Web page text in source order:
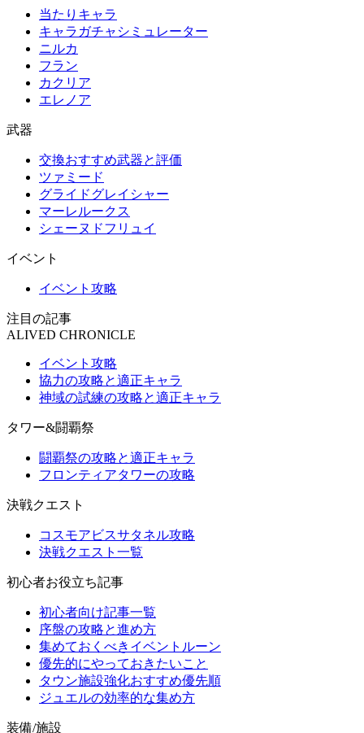
当たりキャラ
キャラガチャシミュレーター
ニルカ
フラン
カクリア
エレノア
武器
交換おすすめ武器と評価
ツァミード
グライドグレイシャー
マーレルークス
シェーヌドフリュイ
イベント
イベント攻略
注目の記事
ALIVED CHRONICLE
イベント攻略
協力の攻略と適正キャラ
神域の試練の攻略と適正キャラ
タワー&闘覇祭
闘覇祭の攻略と適正キャラ
フロンティアタワーの攻略
決戦クエスト
コスモアビスサタネル攻略
決戦クエスト一覧
初心者お役立ち記事
初心者向け記事一覧
序盤の攻略と進め方
集めておくべきイベントルーン
優先的にやっておきたいこと
タウン施設強化おすすめ優先順
ジュエルの効率的な集め方
装備/施設